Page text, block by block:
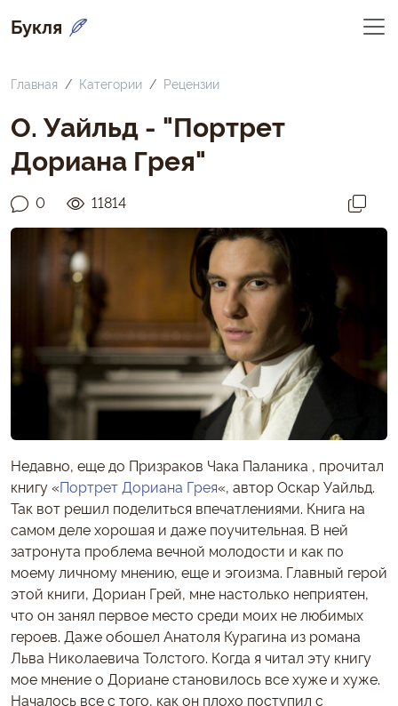
Букля
Главная Категории Рецензии
О. Уайльд - "Портрет
Дориана Грея"
0 11814
Недавно, еще до Призраков Чака Паланика , прочитал
книгу «Портрет Дориана Грея«, автор Оскар Уайльд.
Так вот решил поделиться впечатлениями. Книга на
самом деле хорошая и даже поучительная. В ней
затронута проблема вечной молодости и как по
моему личному мнению, еще и эгоизма. Главный герой
этой книги, Дориан Грей, мне настолько неприятен,
что он занял первое место среди моих не любимых
героев. Даже обошел Анатоля Курагина из романа
Льва Николаевича Толстого. Когда я читал эту книгу
мое мнение о Дориане становилось все хуже и хуже.
Началось все с того, как он плохо поступил с